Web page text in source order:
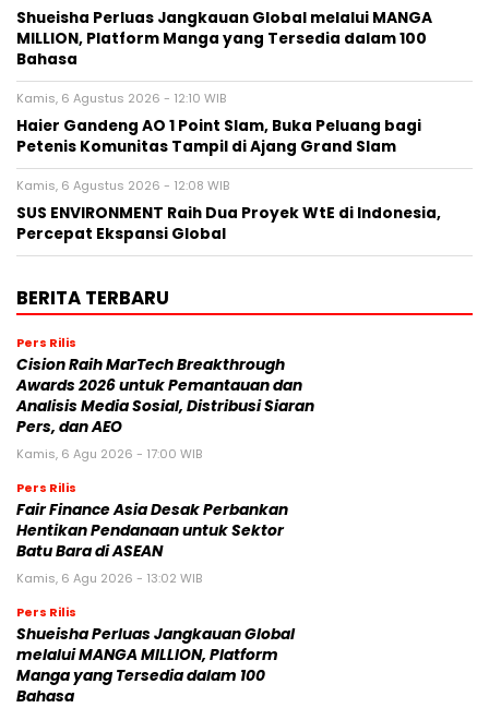
Shueisha Perluas Jangkauan Global melalui MANGA
MILLION, Platform Manga yang Tersedia dalam 100
Bahasa
Kamis, 6 Agustus 2026 - 12:10 WIB
Haier Gandeng AO 1 Point Slam, Buka Peluang bagi
Petenis Komunitas Tampil di Ajang Grand Slam
Kamis, 6 Agustus 2026 - 12:08 WIB
SUS ENVIRONMENT Raih Dua Proyek WtE di Indonesia,
Percepat Ekspansi Global
BERITA TERBARU
Pers Rilis
Cision Raih MarTech Breakthrough
Awards 2026 untuk Pemantauan dan
Analisis Media Sosial, Distribusi Siaran
Pers, dan AEO
Kamis, 6 Agu 2026 - 17:00 WIB
Pers Rilis
Fair Finance Asia Desak Perbankan
Hentikan Pendanaan untuk Sektor
Batu Bara di ASEAN
Kamis, 6 Agu 2026 - 13:02 WIB
Pers Rilis
Shueisha Perluas Jangkauan Global
melalui MANGA MILLION, Platform
Manga yang Tersedia dalam 100
Bahasa